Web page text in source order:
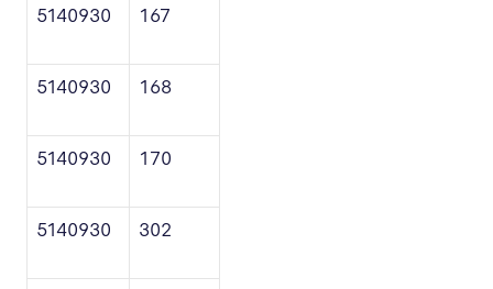
5140930 167
5140930 168
5140930 170
5140930 302